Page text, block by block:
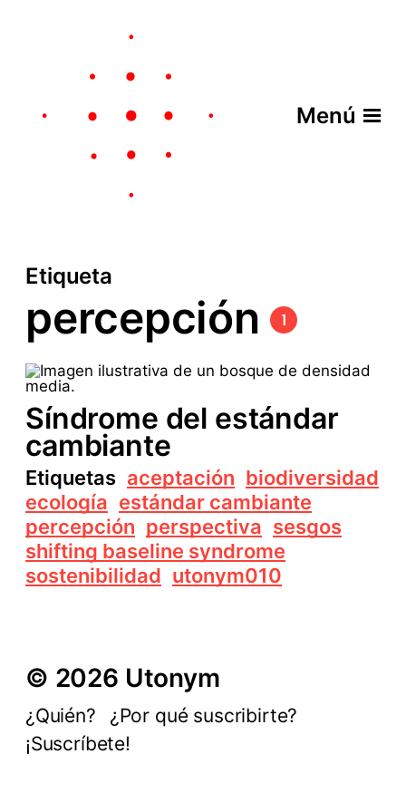
Menú
Etiqueta
percepción 1
Síndrome del estándar
cambiante
Etiquetas aceptación biodiversidad
ecología estándar cambiante
percepción perspectiva sesgos
shifting baseline syndrome
sostenibilidad utonym010
© 2026 Utonym
¿Quién?
¿Por qué suscribirte?
¡Suscríbete!